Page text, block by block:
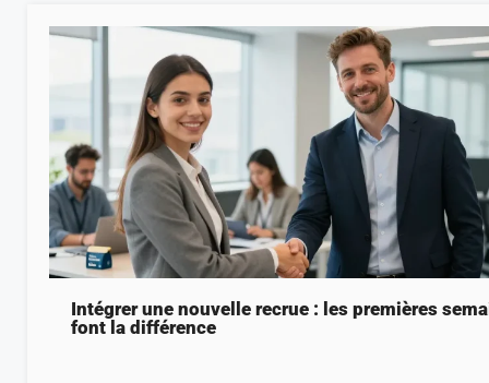
Intégrer une nouvelle recrue : les premières
font la différence